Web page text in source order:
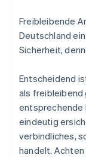
Freibleibende
Deutschland
Sicherheit,
Entscheidend
als freibleibend
entsprechende
eindeutig
verbindliches,
handelt. Achten